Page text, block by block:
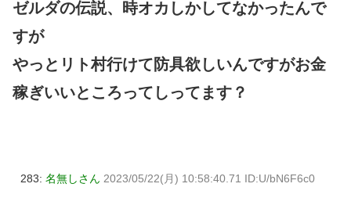
ゼルダの伝説、時オカしかしてなかったんで
すが
やっとリト村行けて防具欲しいんですがお金
稼ぎいいところってしってます？
283: 名無しさん 2023/05/22(月) 10:58:40.71 ID:U/bN6F6c0